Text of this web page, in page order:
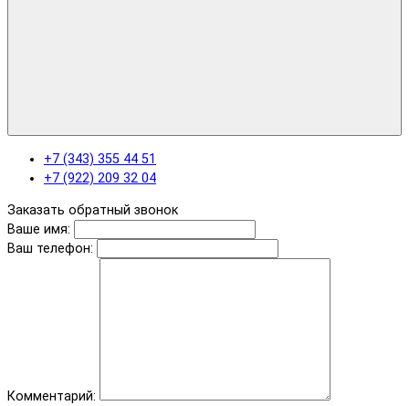
+7 (343) 355 44 51
+7 (922) 209 32 04
Заказать обратный звонок
Ваше имя:
Ваш телефон:
Комментарий: